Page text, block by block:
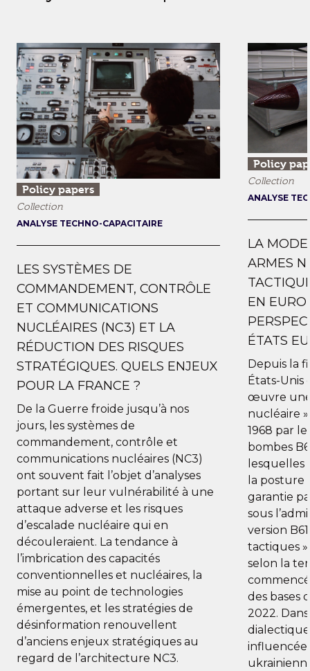
Policy papers
Collection
ANALYSE TECHNO-CAPACITAIRE
LES SYSTÈMES DE
COMMANDEMENT, CONTRÔLE
ET COMMUNICATIONS
NUCLÉAIRES (NC3) ET LA
RÉDUCTION DES RISQUES
STRATÉGIQUES. QUELS ENJEUX
POUR LA FRANCE ?
De la Guerre froide jusqu’à nos
jours, les systèmes de
commandement, contrôle et
communications nucléaires (NC3)
ont souvent fait l’objet d’analyses
portant sur leur vulnérabilité à une
attaque adverse et les risques
d’escalade nucléaire qui en
découleraient. La tendance à
l’imbrication des capacités
conventionnelles et nucléaires, la
mise au point de technologies
émergentes, et les stratégies de
désinformation renouvellent
d’anciens enjeux stratégiques au
regard de l’architecture NC3.
Policy
Collection
ANALYSE
LA
ARMES
EN
ÉTATS
Depuis la
États-Unis
œuvre une
nucléaire
1968 par
bombes
lesquelles
la posture
garantie
sous
version
tactiques
selon la
des bases
2022.
influencée